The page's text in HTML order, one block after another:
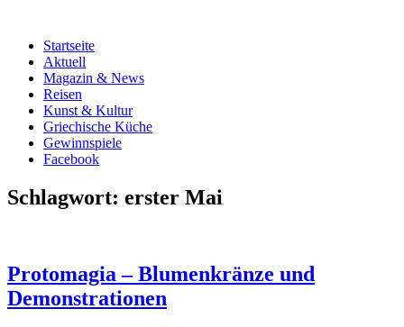
Startseite
Aktuell
Magazin & News
Reisen
Kunst & Kultur
Griechische Küche
Gewinnspiele
Facebook
Schlagwort: erster Mai
Protomagia – Blumenkränze und
Demonstrationen